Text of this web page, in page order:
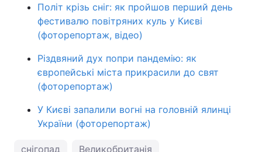
Політ крізь сніг: як пройшов перший день
фестивалю повітряних куль у Києві
(фоторепортаж, відео)
Різдвяний дух попри пандемію: як
європейські міста прикрасили до свят
(фоторепортаж)
У Києві запалили вогні на головній ялинці
України (фоторепортаж)
снігопад Великобританія